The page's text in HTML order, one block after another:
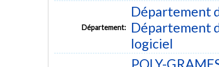
Département:
Département
Département
logiciel